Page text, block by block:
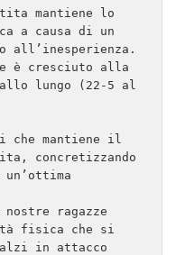
mantiene lo
a causa di un
all’inesperienza.
è cresciuto alla
lungo (22-5 al
che mantiene il
concretizzando
ragazze
fisica che si
in attacco